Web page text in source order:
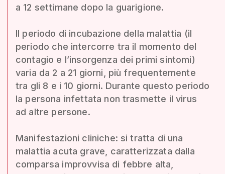
a 12 settimane dopo la guarigione.
Il periodo di incubazione della malattia (il
periodo che intercorre tra il momento del
contagio e l’insorgenza dei primi sintomi)
varia da 2 a 21 giorni, più frequentemente
tra gli 8 e i 10 giorni. Durante questo periodo
la persona infettata non trasmette il virus
ad altre persone.
Manifestazioni cliniche: si tratta di una
malattia acuta grave, caratterizzata dalla
comparsa improvvisa di febbre alta,